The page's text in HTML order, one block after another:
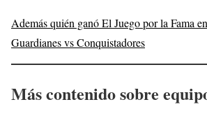
Además quién ganó El Juego por la Fama
Guardianes vs Conquistadores
Más contenido sobre